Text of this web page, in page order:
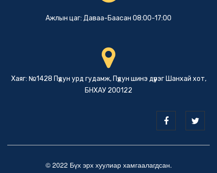
Ажлын цаг: Даваа-Баасан 08:00-17:00
Хаяг: №1428 Пүдун урд гудамж, Пүдун шинэ дүүрэг Шанхай хот,
БНХАУ 200122
© 2022 Бүх эрх хуулиар хамгаалагдсан.